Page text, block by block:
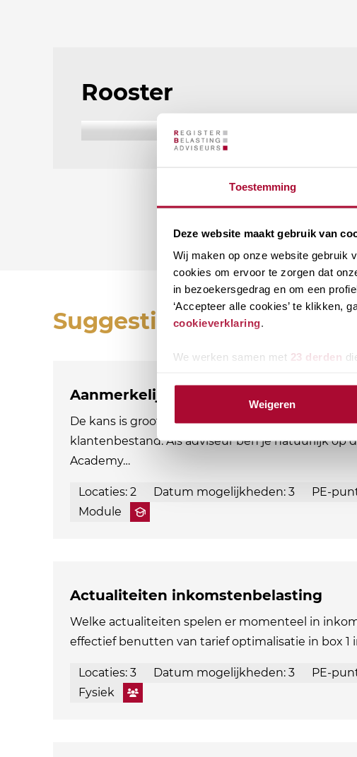
Toestemming
Deze website maakt gebruik van
Wij maken op onze website gebruik
cookies om ervoor te zorgen dat
in bezoekersgedrag en om een
‘Accepteer alle cookies’ te klikken,
cookieverklaring.
We werken samen met 23 derden
Weigeren
Rooster
Suggesties
Aanmerkelijk belang en
De kans is groot dat aandeelhouders met een
klantenbestand. Als adviseur ben je natuurlijk op
Academy…
Locaties: 2 Datum mogelijkheden: 3 PE-
Module
Actualiteiten inkomstenbelasting
Welke actualiteiten spelen er momenteel in
effectief benutten van tarief optimalisatie in box 1
Locaties: 3 Datum mogelijkheden: 3 PE-
Fysiek